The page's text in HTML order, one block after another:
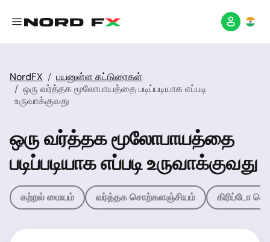
NordFX
பயனுள்ள கட்டுரைகள்
ஒரு வர்த்தக மூலோபாயத்தை படிப்படியாக எப்படி
உருவாக்குவது
ஒரு வர்த்தக மூலோபாயத்தை
படிப்படியாக எப்படி உருவாக்குவது
கற்றல் மையம் வர்த்தக சொற்களஞ்சியம் கிரிப்டோ